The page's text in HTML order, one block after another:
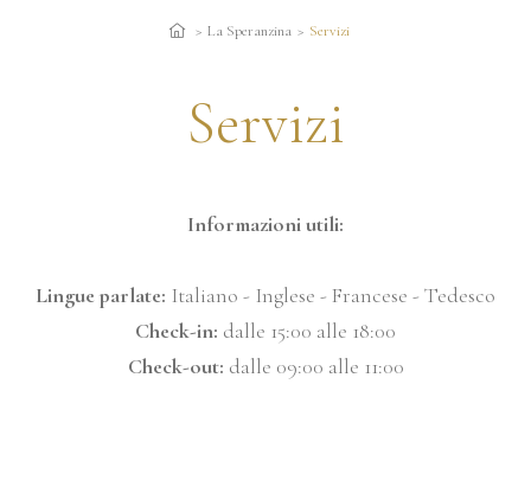
La Speranzina Servizi
Servizi
Informazioni utili:
Lingue parlate: Italiano - Inglese - Francese - Tedesco
Check-in: dalle 15:00 alle 18:00
Check-out: dalle 09:00 alle 11:00